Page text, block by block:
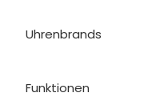
Uhrenbrands
Funktionen